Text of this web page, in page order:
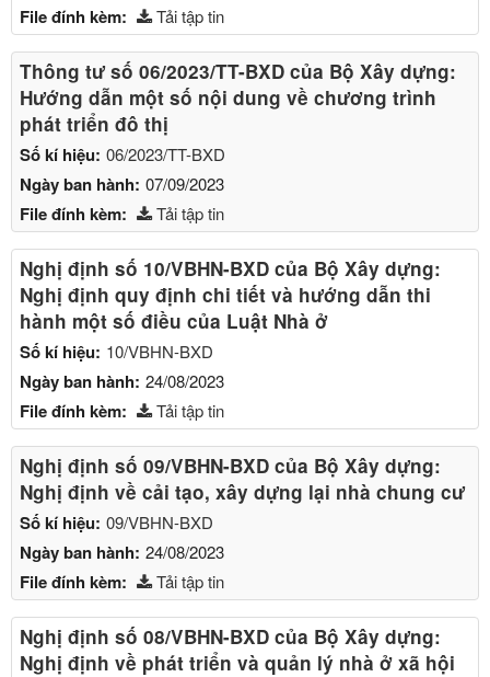
File đính kèm: Tải tập tin
Thông tư số 06/2023/TT-BXD của Bộ Xây dựng:
Hướng dẫn một số nội dung về chương trình
phát triển đô thị
Số kí hiệu: 06/2023/TT-BXD
Ngày ban hành: 07/09/2023
File đính kèm: Tải tập tin
Nghị định số 10/VBHN-BXD của Bộ Xây dựng:
Nghị định quy định chi tiết và hướng dẫn thi
hành một số điều của Luật Nhà ở
Số kí hiệu: 10/VBHN-BXD
Ngày ban hành: 24/08/2023
File đính kèm: Tải tập tin
Nghị định số 09/VBHN-BXD của Bộ Xây dựng:
Nghị định về cải tạo, xây dựng lại nhà chung cư
Số kí hiệu: 09/VBHN-BXD
Ngày ban hành: 24/08/2023
File đính kèm: Tải tập tin
Nghị định số 08/VBHN-BXD của Bộ Xây dựng:
Nghị định về phát triển và quản lý nhà ở xã hội